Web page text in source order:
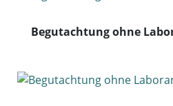
Begutachtung ohne